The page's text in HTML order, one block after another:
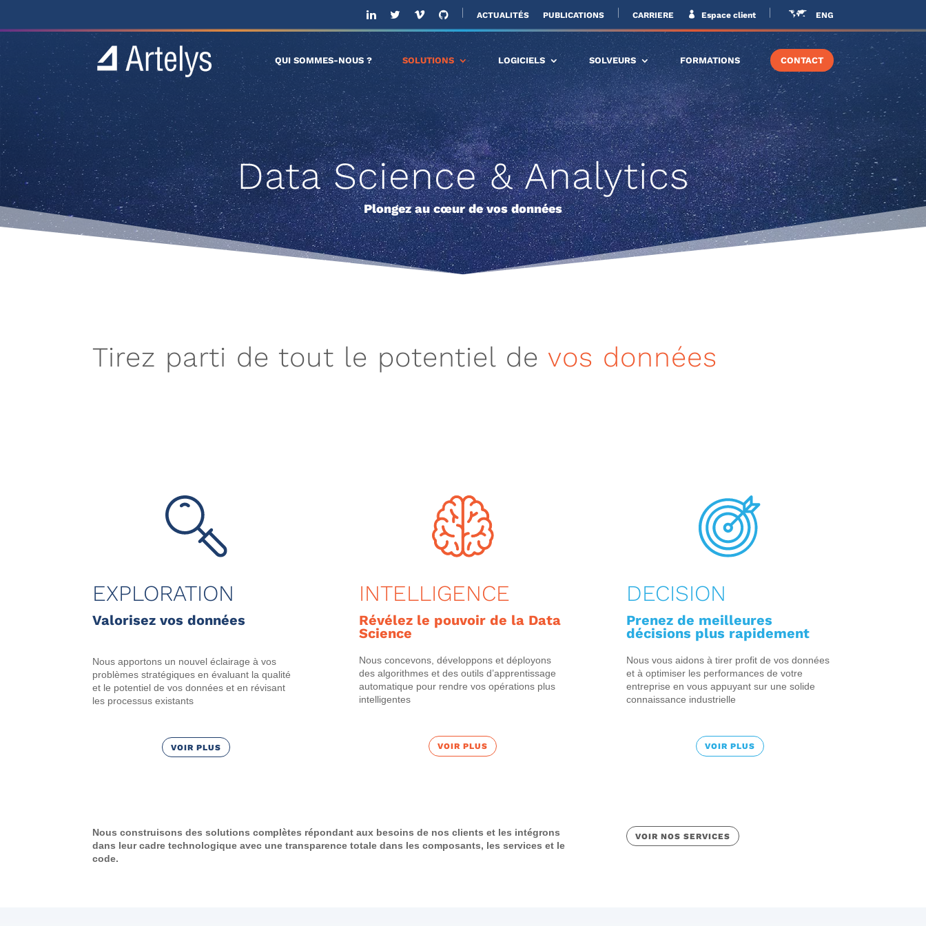
ACTUALITÉS PUBLICATIONS CARRIERE Espace client ENG
QUI SOMMES-NOUS ? SOLUTIONS LOGICIELS SOLVEURS FORMATIONS CONTACT
Data Science & Analytics
Plongez au cœur de vos données
Tirez parti de tout le potentiel devos données
EXPLORATION
Valorisez vos données
Nous apportons un nouvel éclairage à vos
problèmes stratégiques en évaluant la qualité
et le potentiel de vos données et en révisant
les processus existants
VOIR PLUS
INTELLIGENCE
Révélez le pouvoir de la Data
Science
Nous concevons, développons et déployons
des algorithmes et des outils d’apprentissage
automatique pour rendre vos opérations plus
intelligentes
VOIR PLUS
DECISION
Prenez de meilleures
décisions plus rapidement
Nous vous aidons à tirer profit de vos données
et à optimiser les performances de votre
entreprise en vous appuyant sur une solide
connaissance industrielle
VOIR PLUS
Nous construisons des solutions complètes répondant aux besoins de nos clients et les intégrons
dans leur cadre technologique avec une transparence totale dans les composants, les services et le
code.
VOIR NOS SERVICES